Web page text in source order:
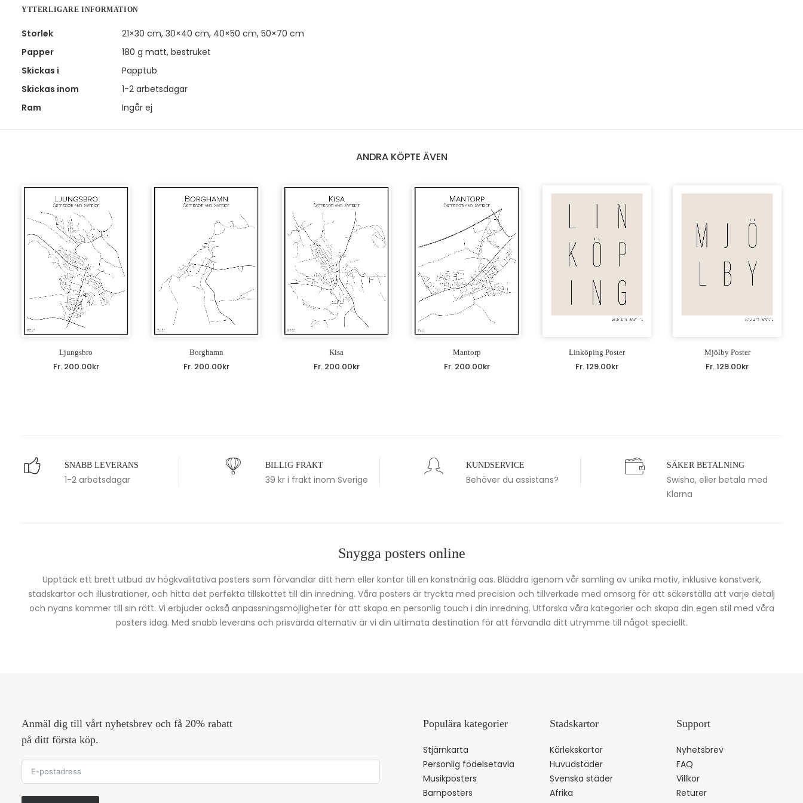
YTTERLIGARE INFORMATION
Storlek
21×30 cm, 30×40 cm, 40×50 cm, 50×70 cm
Papper
180 g matt, bestruket
Skickas i
Papptub
Skickas inom
1-2 arbetsdagar
Ram
Ingår ej
ANDRA KÖPTE ÄVEN
Ljungsbro
Fr. 200.00kr
Borghamn
Fr. 200.00kr
Kisa
Fr. 200.00kr
Mantorp
Fr. 200.00kr
Linköping Poster
Fr.129.00kr
Mjölby Poster
Fr.129.00kr
SNABB LEVERANS
1-2 arbetsdagar
BILLIG FRAKT
39 kr i frakt inom Sverige
KUNDSERVICE
Behöver du assistans?
SÄKER BETALNING
Swisha, eller betala med
Klarna
Snygga posters online
Upptäck ett brett utbud av högkvalitativa posters som förvandlar ditt hem eller kontor till en konstnärlig oas. Bläddra igenom vår samling av unika motiv, inklusive konstverk,
stadskartor och illustrationer, och hitta det perfekta tillskottet till din inredning. Våra posters är tryckta med precision och tillverkade med omsorg för att säkerställa att varje detalj
och nyans kommer till sin rätt. Vi erbjuder också anpassningsmöjligheter för att skapa en personlig touch i din inredning. Utforska våra kategorier och skapa din egen stil med våra
posters idag. Med snabb leverans och prisvärda alternativ är vi din ultimata destination för att förvandla ditt utrymme till något speciellt.
Anmäl dig till vårt nyhetsbrev och få 20% rabatt
på ditt första köp.
Populära kategorier
Stjärnkarta
Personlig födelsetavla
Musikposters
Barnposters
Stadskartor
Kärlekskartor
Huvudstäder
Svenska städer
Afrika
Support
Nyhetsbrev
FAQ
Villkor
Returer